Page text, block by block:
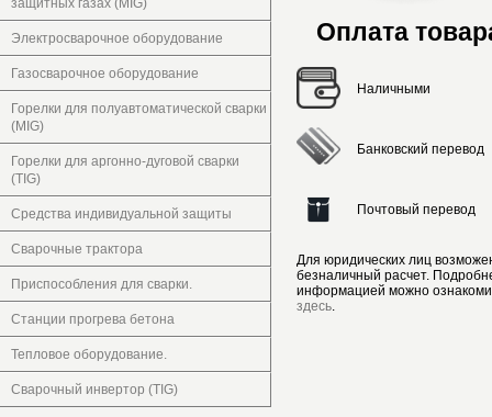
защитных газах (MIG)
Электросварочное оборудование
Газосварочное оборудование
Горелки для полуавтоматической сварки
(MIG)
Горелки для аргонно-дуговой сварки
(TIG)
Средства индивидуальной защиты
Сварочные трактора
Приспособления для сварки.
Станции прогрева бетона
Тепловое оборудование.
Сварочный инвертор (TIG)
Оплата
Наличными
Банковский перевод
Почтовый перевод
Для юридических лиц
безналичный расчет.
информацией можно
здесь.